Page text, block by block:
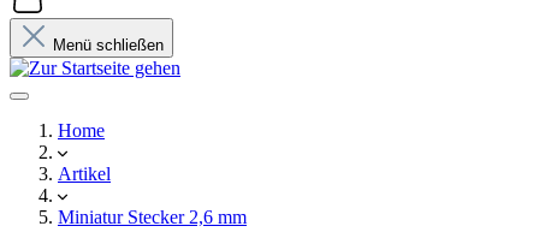
Menü schließen
Home
Artikel
Miniatur Stecker 2,6 mm